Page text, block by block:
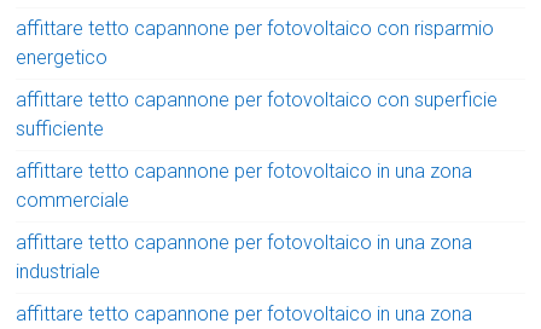
affittare tetto capannone per fotovoltaico con risparmio
energetico
affittare tetto capannone per fotovoltaico con superficie
sufficiente
affittare tetto capannone per fotovoltaico in una zona
commerciale
affittare tetto capannone per fotovoltaico in una zona
industriale
affittare tetto capannone per fotovoltaico in una zona